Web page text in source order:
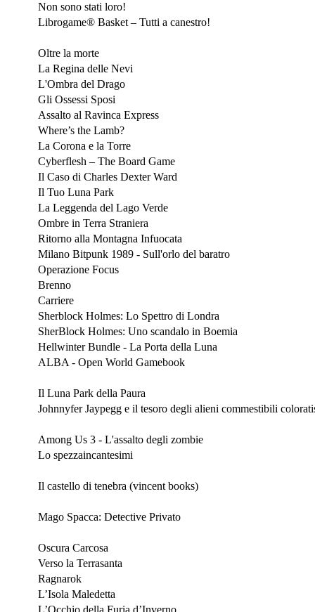
Non sono stati loro!
Librogame® Basket – Tutti a canestro!
Oltre la morte
La Regina delle Nevi
L'Ombra del Drago
Gli Ossessi Sposi
Assalto al Ravinca Express
Where’s the Lamb?
La Corona e la Torre
Cyberflesh – The Board Game
Il Caso di Charles Dexter Ward
Il Tuo Luna Park
La Leggenda del Lago Verde
Ombre in Terra Straniera
Ritorno alla Montagna Infuocata
Milano Bitpunk 1989 - Sull'orlo del baratro
Operazione Focus
Brenno
Carriere
Sherblock Holmes: Lo Spettro di Londra
SherBlock Holmes: Uno scandalo in Boemia
Hellwinter Bundle - La Porta della Luna
ALBA - Open World Gamebook
Il Luna Park della Paura
Johnnyfer Jaypegg e il tesoro degli alieni commestibili
Among Us 3 - L'assalto degli zombie
Lo spezzaincantesimi
Il castello di tenebra (vincent books)
Mago Spacca: Detective Privato
Oscura Carcosa
Verso la Terrasanta
Ragnarok
L’Isola Maledetta